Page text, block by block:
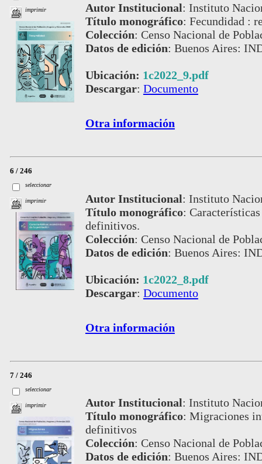
imprimir Autor Institucional: Instituto
Título monográfico: Fecundidad :
Colección: Censo Nacional de
Datos de edición: Buenos Aires:
Ubicación: 1c2022_9.pdf
Descargar: Documento
Otra información
6 / 246
seleccionar
imprimir Autor Institucional: Instituto
Título monográfico:
definitivos.
Colección: Censo Nacional de
Datos de edición: Buenos Aires:
Ubicación: 1c2022_8.pdf
Descargar: Documento
Otra información
7 / 246
seleccionar
imprimir Autor Institucional: Instituto
Título monográfico: Migraciones
definitivos
Colección: Censo Nacional de
Datos de edición: Buenos Aires: